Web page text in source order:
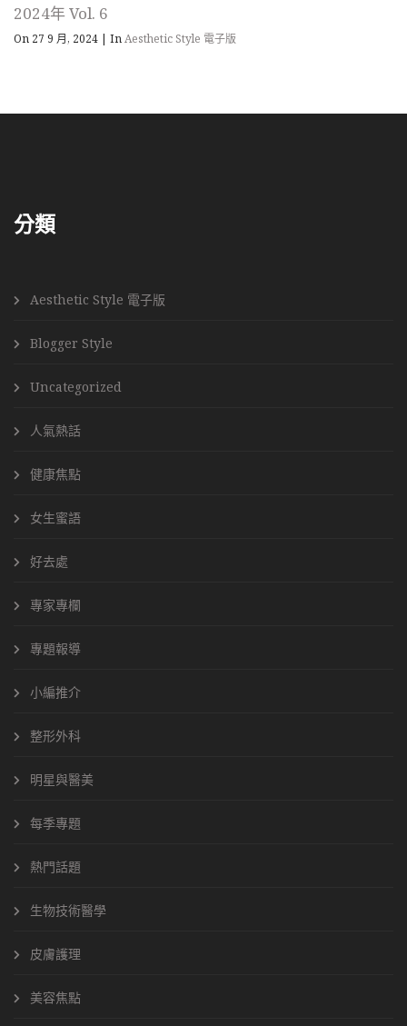
2024年 Vol. 6
On 27 9 月, 2024 | InAesthetic Style 電子版
分類
Aesthetic Style 電子版
Blogger Style
Uncategorized
人氣熱話
健康焦點
女生蜜語
好去處
專家專欄
專題報導
小編推介
整形外科
明星與醫美
每季專題
熱門話題
生物技術醫學
皮膚護理
美容焦點